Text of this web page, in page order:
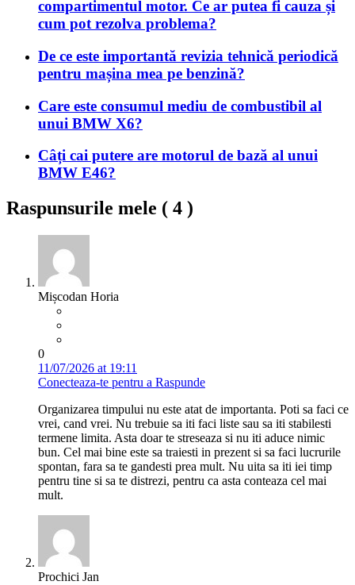
compartimentul motor. Ce ar putea fi cauza și
cum pot rezolva problema?
De ce este importantă revizia tehnică periodică
pentru mașina mea pe benzină?
Care este consumul mediu de combustibil al
unui BMW X6?
Câți cai putere are motorul de bază al unui
BMW E46?
Raspunsurile mele ( 4 )
Mișcodan Horia
0
11/07/2026 at 19:11
Conecteaza-te pentru a Raspunde
Organizarea timpului nu este atat de importanta. Poti sa faci ce
vrei, cand vrei. Nu trebuie sa iti faci liste sau sa iti stabilesti
termene limita. Asta doar te streseaza si nu iti aduce nimic
bun. Cel mai bine este sa traiesti in prezent si sa faci lucrurile
spontan, fara sa te gandesti prea mult. Nu uita sa iti iei timp
pentru tine si sa te distrezi, pentru ca asta conteaza cel mai
mult.
Prochici Jan